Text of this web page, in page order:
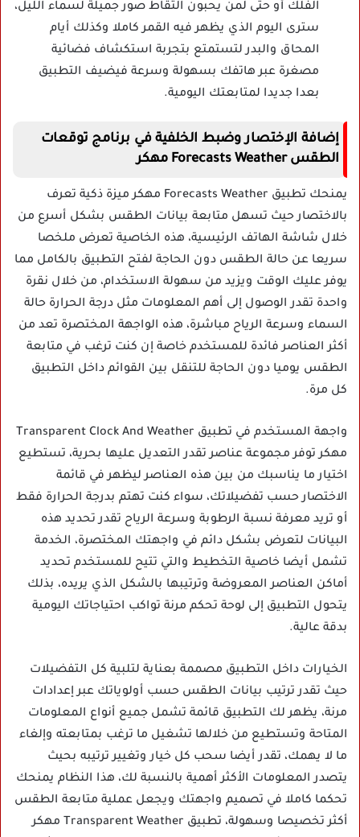
الفلك أو حتى لمن يحبون التقاط صور جميلة لسماء الليل،
سترى اليوم الذي يظهر فيه القمر كاملا وكذلك أيام
المحاق والبدر لتستمتع بتجربة استكشاف فضائية
مصغرة عبر هاتفك بسهولة وسرعة فيضيف التطبيق
بعدا جديدا لمتابعتك اليومية.
إضافة الإختصار وضبط الخلفية في برنامج توقعات
الطقس Forecasts Weather مهكر
يمنحك تطبيق Forecasts Weather مهكر ميزة ذكية تعرف
بالاختصار حيث تسهل متابعة بيانات الطقس بشكل أسرع من
خلال شاشة الهاتف الرئيسية، هذه الخاصية تعرض ملخصا
سريعا عن حالة الطقس دون الحاجة لفتح التطبيق بالكامل مما
يوفر عليك الوقت ويزيد من سهولة الاستخدام، من خلال نقرة
واحدة تقدر الوصول إلى أهم المعلومات مثل درجة الحرارة حالة
السماء وسرعة الرياح مباشرة، هذه الواجهة المختصرة تعد من
أكثر العناصر فائدة للمستخدم خاصة إن كنت ترغب في متابعة
الطقس يوميا دون الحاجة للتنقل بين القوائم داخل التطبيق
كل مرة.
واجهة المستخدم في تطبيق Transparent Clock And Weather
مهكر توفر مجموعة عناصر تقدر التعديل عليها بحرية، تستطيع
اختيار ما يناسبك من بين هذه العناصر ليظهر في قائمة
الاختصار حسب تفضيلاتك، سواء كنت تهتم بدرجة الحرارة فقط
أو تريد معرفة نسبة الرطوبة وسرعة الرياح تقدر تحديد هذه
البيانات لتعرض بشكل دائم في واجهتك المختصرة، الخدمة
تشمل أيضا خاصية التخطيط والتي تتيح للمستخدم تحديد
أماكن العناصر المعروضة وترتيبها بالشكل الذي يريده، بذلك
يتحول التطبيق إلى لوحة تحكم مرنة تواكب احتياجاتك اليومية
بدقة عالية.
الخيارات داخل التطبيق مصممة بعناية لتلبية كل التفضيلات
حيث تقدر ترتيب بيانات الطقس حسب أولوياتك عبر إعدادات
مرنة، يظهر لك التطبيق قائمة تشمل جميع أنواع المعلومات
المتاحة وتستطيع من خلالها تشغيل ما ترغب بمتابعته وإلغاء
ما لا يهمك، تقدر أيضا سحب كل خيار وتغيير ترتيبه بحيث
يتصدر المعلومات الأكثر أهمية بالنسبة لك، هذا النظام يمنحك
تحكما كاملا في تصميم واجهتك ويجعل عملية متابعة الطقس
أكثر تخصيصا وسهولة، تطبيق Transparent Weather مهكر